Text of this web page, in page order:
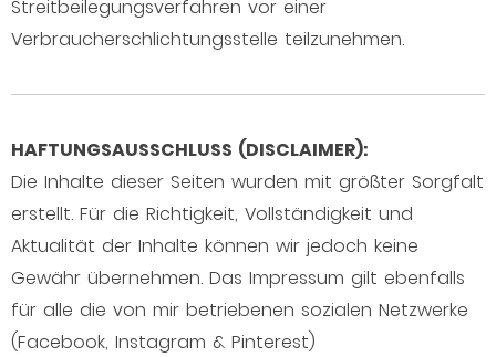
Streitbeilegungsverfahren vor einer
Verbraucherschlichtungsstelle teilzunehmen.
HAFTUNGSAUSSCHLUSS (DISCLAIMER):
Die Inhalte dieser Seiten wurden mit größter Sorgfalt
erstellt. Für die Richtigkeit, Vollständigkeit und
Aktualität der Inhalte können wir jedoch keine
Gewähr übernehmen. Das Impressum gilt ebenfalls
für alle die von mir betriebenen sozialen Netzwerke
(Facebook, Instagram & Pinterest)